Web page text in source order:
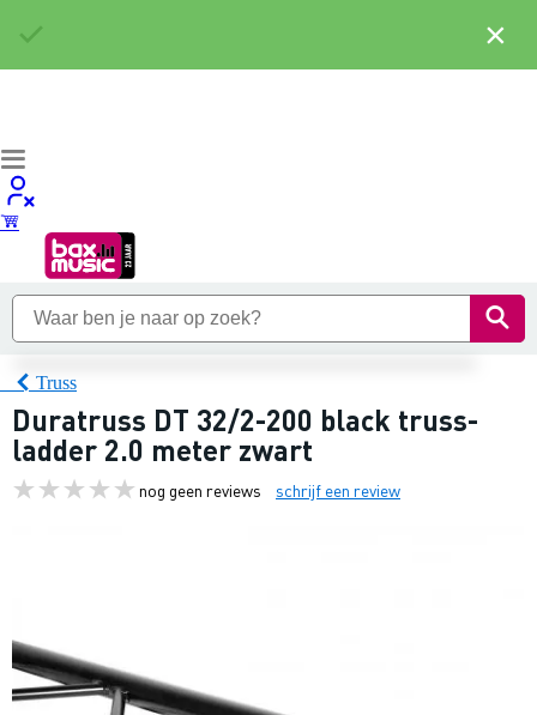
Truss
Duratruss DT 32/2-200 black truss-
ladder 2.0 meter zwart
nog geen reviews schrijf een review
×